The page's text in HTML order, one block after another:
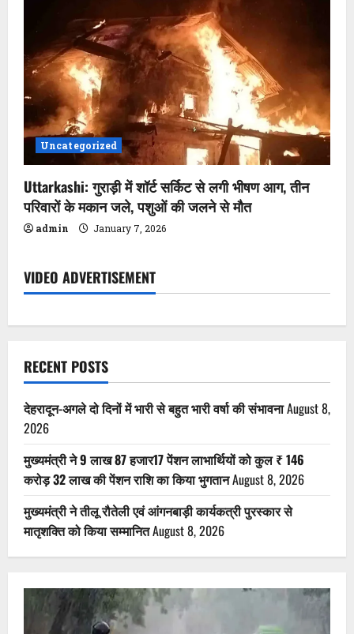
Uncategorized
Uttarkashi: गुराड़ी में शॉर्ट सर्किट से लगी भीषण आग, तीन
परिवारों के मकान जले, पशुओं की जलने से मौत
admin January 7, 2026
VIDEO ADVERTISEMENT
RECENT POSTS
देहरादून-अगले दो दिनों में भारी से बहुत भारी वर्षा की संभावनाAugust 8,
2026
मुख्यमंत्री ने 9 लाख 87 हजार17 पेंशन लाभार्थियों को कुल ₹ 146
करोड़ 32 लाख की पेंशन राशि का किया भुगतानAugust 8, 2026
मुख्यमंत्री ने तीलू रौतेली एवं आंगनबाड़ी कार्यकत्री पुरस्कार से
मातृशक्ति को किया सम्मानितAugust 8, 2026